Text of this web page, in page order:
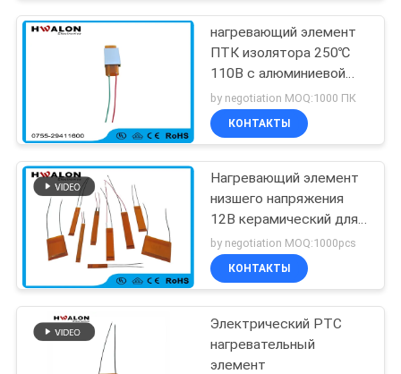
нагревающий элемент
ПТК изолятора 250℃
110В с алюминиевой
раковиной
by negotiation MOQ:1000 ПК
КОНТАКТЫ
Нагревающий элемент
низшего напряжения
12В керамический для
раскручивателей фена
для волос и волос
by negotiation MOQ:1000pcs
КОНТАКТЫ
Электрический PTC
нагревательный
элемент